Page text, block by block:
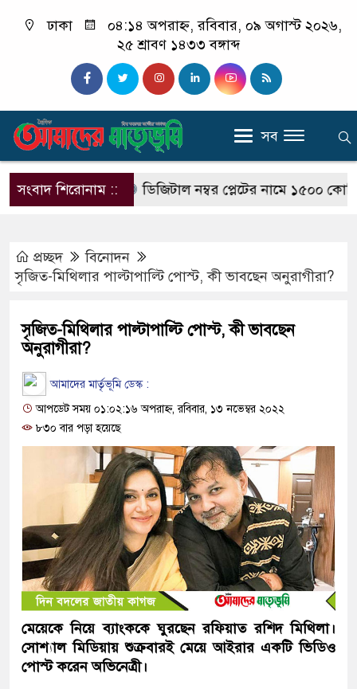
ঢাকা
০৪:১৪ অপরাহ্ন, রবিবার, ০৯ অগাস্ট ২০২৬,
২৫ শ্রাবণ ১৪৩৩ বঙ্গাব্দ
সব
সংবাদ শিরোনাম ::
অভিযোগ ডিজিটাল নম্বর প্লেটের নামে ১৫০০ কোটি
প্রচ্ছদ
বিনোদন
সৃজিত-মিথিলার পাল্টাপাল্টি পোস্ট, কী ভাবছেন অনুরাগীরা?
সৃজিত-মিথিলার পাল্টাপাল্টি পোস্ট, কী ভাবছেন
অনুরাগীরা?
আমাদের মার্তৃভূমি ডেস্ক :
আপডেট সময় ০১:০২:১৬ অপরাহ্ন, রবিবার, ১৩ নভেম্বর ২০২২
৮৩০ বার পড়া হয়েছে
মেয়েকে নিয়ে ব্যাংককে ঘুরছেন রফিয়াত রশিদ মিথিলা।
সোশ্যাল মিডিয়ায় শুক্রবারই মেয়ে আইরার একটি ভিডিও
পোস্ট করেন অভিনেত্রী।